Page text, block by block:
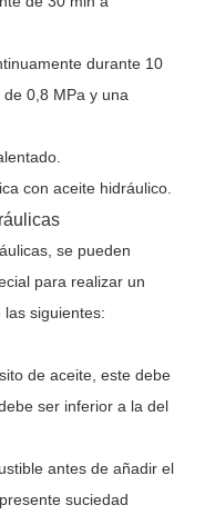
durante 10
0,8 MPa y una
con aceite hidráulico.
se pueden
para realizar un
siguientes:
de aceite, este debe
ser inferior a la del
antes de añadir el
suciedad